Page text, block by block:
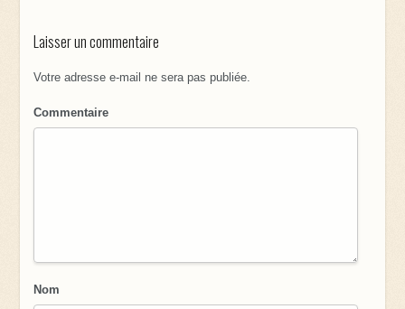
Laisser un commentaire
Votre adresse e-mail ne sera pas publiée.
Commentaire
Nom